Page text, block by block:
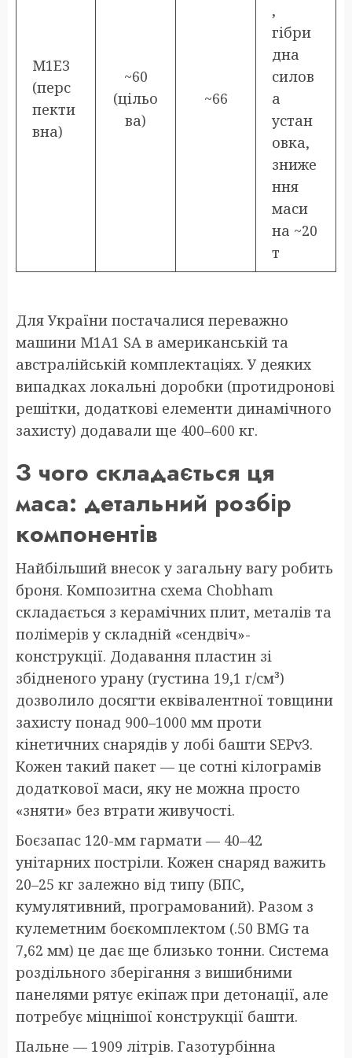
M1E3
(перс
пекти
вна)
~60
(цільо
ва)
~66
,
гібри
дна
силов
а
устан
овка,
зниже
ння
маси
на ~20
т
Для України постачалися переважно
машини M1A1 SA в американській та
австралійській комплектаціях. У деяких
випадках локальні доробки (протидронові
решітки, додаткові елементи динамічного
захисту) додавали ще 400–600 кг.
З чого складається ця
маса: детальний розбір
компонентів
Найбільший внесок у загальну вагу робить
броня. Композитна схема Chobham
складається з керамічних плит, металів та
полімерів у складній «сендвіч»-
конструкції. Додавання пластин зі
збідненого урану (густина 19,1 г/см³)
дозволило досягти еквівалентної товщини
захисту понад 900–1000 мм проти
кінетичних снарядів у лобі башти SEPv3.
Кожен такий пакет — це сотні кілограмів
додаткової маси, яку не можна просто
«зняти» без втрати живучості.
Боєзапас 120-мм гармати — 40–42
унітарних постріли. Кожен снаряд важить
20–25 кг залежно від типу (БПС,
кумулятивний, програмований). Разом з
кулеметним боєкомплектом (.50 BMG та
7,62 мм) це дає ще близько тонни. Система
роздільного зберігання з вишибними
панелями рятує екіпаж при детонації, але
потребує міцнішої конструкції башти.
Пальне — 1909 літрів. Газотурбінна